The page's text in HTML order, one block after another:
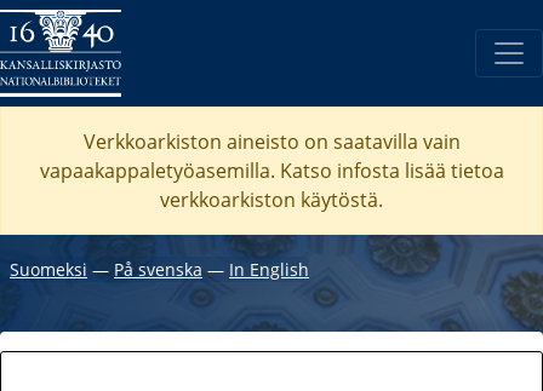
Verkkoarkiston aineisto on saatavilla vain
vapaakappaletyöasemilla. Katso infosta lisää tietoa
verkkoarkiston käytöstä.
Suomeksi ― På svenska ― In English